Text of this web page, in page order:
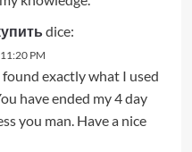
dice:
PM
found exactly what I used
have ended my 4 day
you man. Have a nice